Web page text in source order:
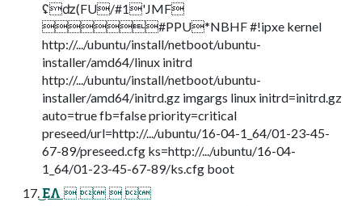
ʢʣ(FU/#1'JMF
#PPU*NBHF #!ipxe kernel
http://.../ubuntu/install/netboot/ubuntu-
installer/amd64/linux initrd
http://.../ubuntu/install/netboot/ubuntu-
installer/amd64/initrd.gz imgargs linux initrd=initrd.gz
auto=true fb=false priority=critical
preseed/url=http://.../ubuntu/16-04-1_64/01-23-45-
67-89/preseed.cfg ks=http://.../ubuntu/16-04-
1_64/01-23-45-67-89/ks.cfg boot
͜ΕΛ    